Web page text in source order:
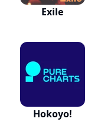
Exile
Hokoyo!